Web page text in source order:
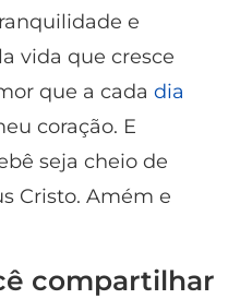
e
vida que cresce
que a cada dia
coração. E
seja cheio de
Cristo. Amém e
compartilhar